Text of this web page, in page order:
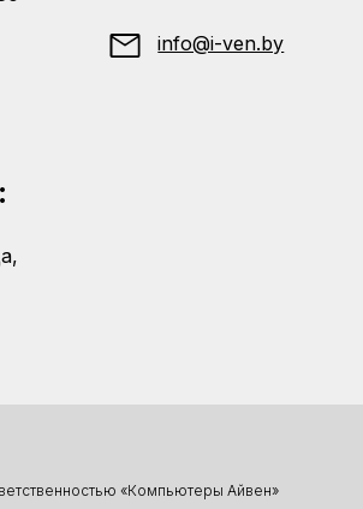
info@i-ven.by
«Компьютеры Айвен»